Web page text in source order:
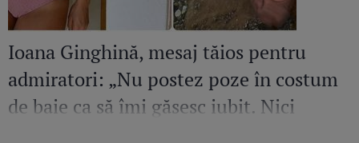
Ioana Ginghină, mesaj tăios pentru
admiratori: „Nu postez poze în costum
de baie ca să îmi găsesc iubit. Nici